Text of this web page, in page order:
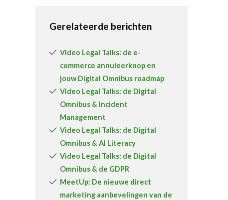
Gerelateerde berichten
Video Legal Talks: de e-
commerce annuleerknop en
jouw Digital Omnibus roadmap
Video Legal Talks: de Digital
Omnibus & Incident
Management
Video Legal Talks: de Digital
Omnibus & AI Literacy
Video Legal Talks: de Digital
Omnibus & de GDPR
MeetUp: De nieuwe direct
marketing aanbevelingen van de
Cases
Toolbox
Over FeWeb
Lid worden